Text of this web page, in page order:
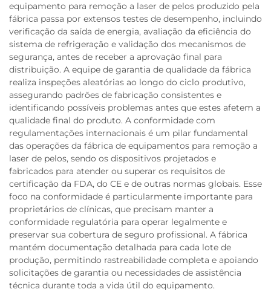
equipamento para remoção a laser de pelos produzido pela
fábrica passa por extensos testes de desempenho, incluindo
verificação da saída de energia, avaliação da eficiência do
sistema de refrigeração e validação dos mecanismos de
segurança, antes de receber a aprovação final para
distribuição. A equipe de garantia de qualidade da fábrica
realiza inspeções aleatórias ao longo do ciclo produtivo,
assegurando padrões de fabricação consistentes e
identificando possíveis problemas antes que estes afetem a
qualidade final do produto. A conformidade com
regulamentações internacionais é um pilar fundamental
das operações da fábrica de equipamentos para remoção a
laser de pelos, sendo os dispositivos projetados e
fabricados para atender ou superar os requisitos de
certificação da FDA, do CE e de outras normas globais. Esse
foco na conformidade é particularmente importante para
proprietários de clínicas, que precisam manter a
conformidade regulatória para operar legalmente e
preservar sua cobertura de seguro profissional. A fábrica
mantém documentação detalhada para cada lote de
produção, permitindo rastreabilidade completa e apoiando
solicitações de garantia ou necessidades de assistência
técnica durante toda a vida útil do equipamento.